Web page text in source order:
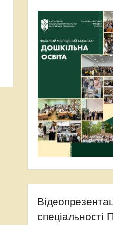
спеціальності